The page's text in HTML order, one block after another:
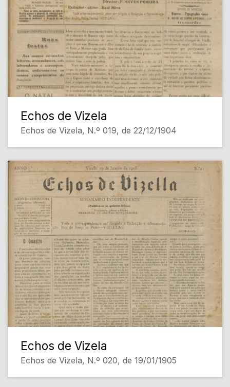
Echos de Vizela
Echos de Vizela, N.º 019, de 22/12/1904
Echos de Vizela
Echos de Vizela, N.º 020, de 19/01/1905